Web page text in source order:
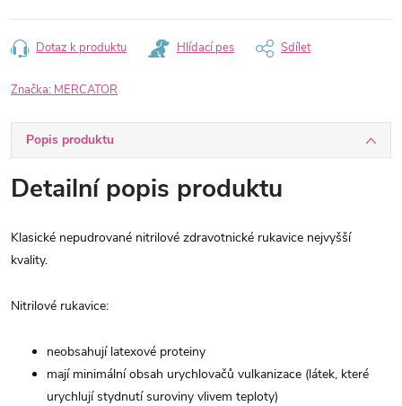
Dotaz k produktu Hlídací pes Sdílet
Značka: MERCATOR
Popis produktu
Detailní popis produktu
Klasické nepudrované nitrilové zdravotnické rukavice nejvyšší
kvality.
Nitrilové rukavice:
neobsahují latexové proteiny
mají minimální obsah urychlovačů vulkanizace (látek, které
urychlují stydnutí suroviny vlivem teploty)